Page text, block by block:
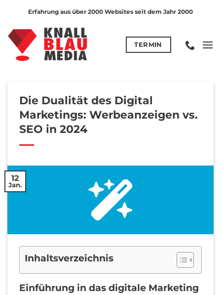
springen
Erfahrung aus über 2000 Websites seit dem Jahr 2000
TERMIN
Die Dualität des Digital
Marketings: Werbeanzeigen vs.
SEO in 2024
12
Jan.
Inhaltsverzeichnis
Einführung in das digitale Marketing